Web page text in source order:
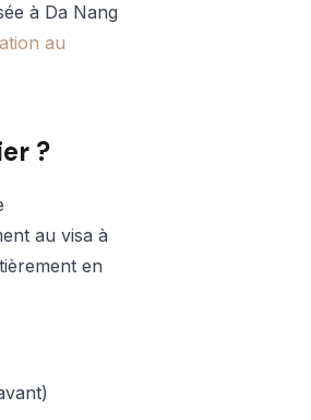
à Da Nang
au
?
au visa à
en